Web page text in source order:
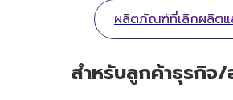
ผลิตภัณฑ์ที่เลิกผลิตแ
สำหรับลูกค้าธุรกิจ